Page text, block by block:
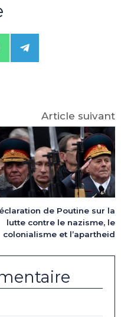
Share
on
Article suivant
de Poutine sur la
lutte contre le nazisme, le
colonialisme et l’apartheid